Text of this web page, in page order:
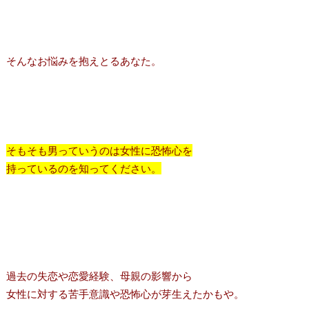
そんなお悩みを抱えとるあなた。
そもそも男っていうのは女性に恐怖心を
持っているのを知ってください。
過去の失恋や恋愛経験、母親の影響から
女性に対する苦手意識や恐怖心が芽生えたかもや。